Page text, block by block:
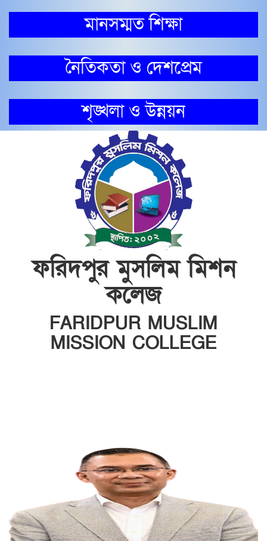
মানসম্মত শিক্ষা
নৈতিকতা ও দেশপ্রেম
শৃঙ্খলা ও উন্নয়ন
ফরিদপুর মুসলিম মিশন
কলেজ
FARIDPUR MUSLIM
MISSION COLLEGE